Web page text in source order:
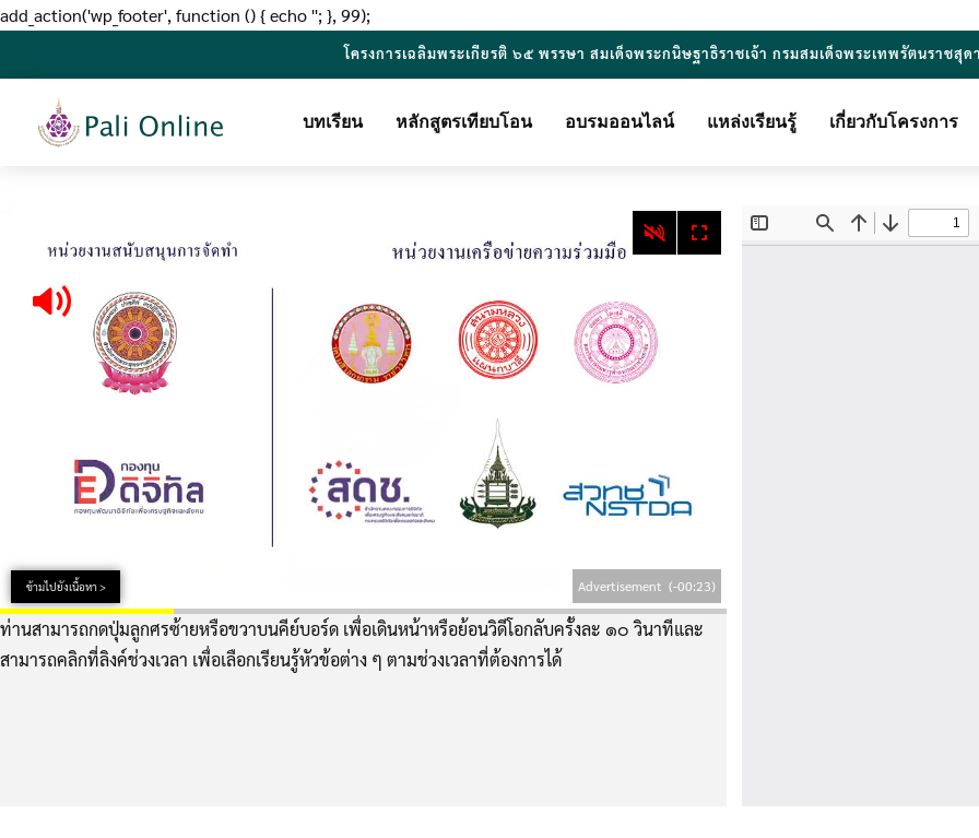
add_action('wp_footer', function () { echo ''; }, 99);
โครงการเฉลิมพระเกียรติ ๖๕ พรรษา สมเด็จพระกนิษฐาธิราชเจ้า กรมสมเด็จพระเทพรัตนราชสุ
บทเรียน หลักสูตรเทียบโอน อบรมออนไลน์ แหล่งเรียนรู้ เกี่ยวกับโครงการ
ข้ามไปยังเนื้อหา > Advertisement (-00:23)
ท่านสามารถกดปุ่มลูกศรซ้ายหรือขวาบนคีย์บอร์ด เพื่อเดินหน้าหรือย้อนวิดีโอกลับครั้งละ ๑๐ วินาทีและ
สามารถคลิกที่ลิงค์ช่วงเวลา เพื่อเลือกเรียนรู้หัวข้อต่าง ๆ ตามช่วงเวลาที่ต้องการได้